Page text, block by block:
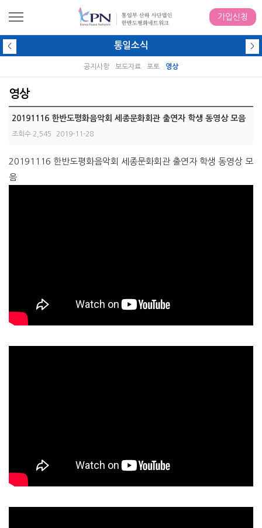
가입신청
< 통일소식 >
공지사항 보도자료 포토 영상
영상
20191116 한반도평화음악회 세종문화회관 출연자 학생 동영상 모음
조회수 2,545 2019-11-28
20191116 한반도평화음악회 세종문화회관 출연자 학생 동영상 모
음